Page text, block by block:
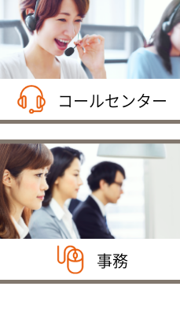
コールセンター
事務